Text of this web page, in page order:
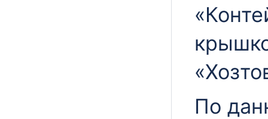
По